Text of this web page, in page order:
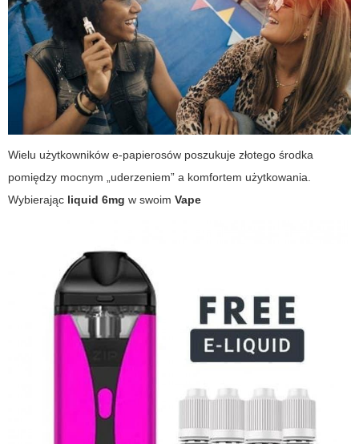
Wielu użytkowników e-papierosów poszukuje złotego środka
pomiędzy mocnym „uderzeniem” a komfortem użytkowania.
Wybierając liquid 6mg w swoim Vape